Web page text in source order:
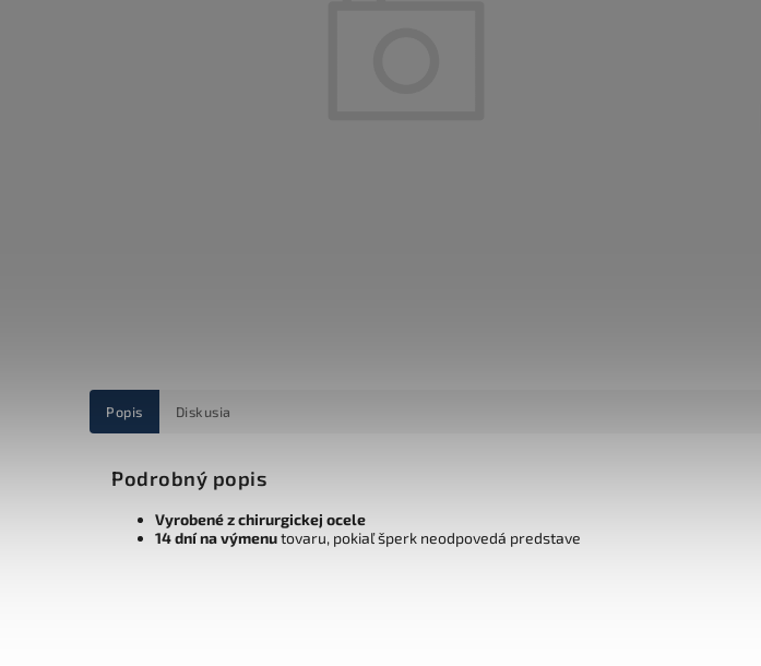
Popis Diskusia
Podrobný popis
Vyrobené z chirurgickej ocele
14 dní na výmenutovaru, pokiaľ šperk neodpovedá predstave